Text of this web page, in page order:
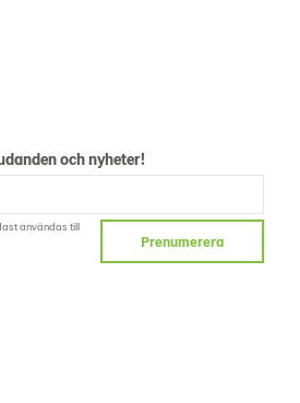
och nyheter!
användas till
Prenumerera